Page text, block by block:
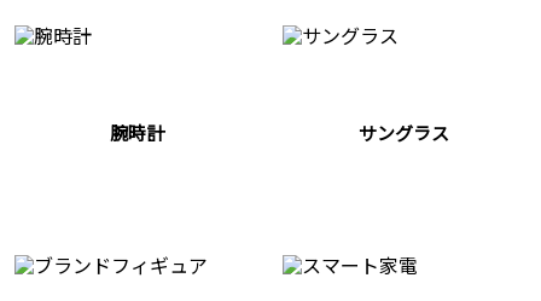
腕時計 サングラス